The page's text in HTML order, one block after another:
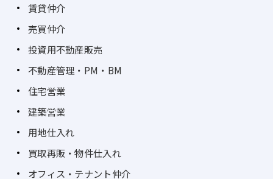
賃貸仲介
売買仲介
投資用不動産販売
不動産管理・PM・BM
住宅営業
建築営業
用地仕入れ
買取再販・物件仕入れ
オフィス・テナント仲介